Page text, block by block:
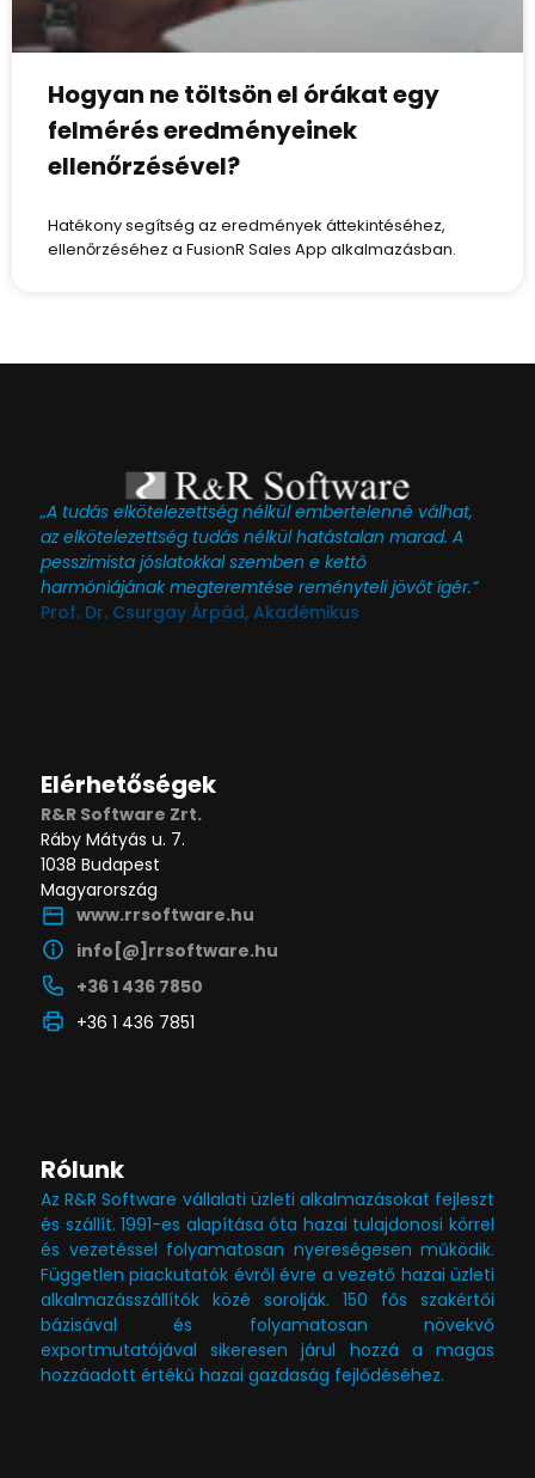
Hogyan ne töltsön el órákat egy
felmérés eredményeinek
ellenőrzésével?
Hatékony segítség az eredmények áttekintéséhez,
ellenőrzéséhez a FusionR Sales App alkalmazásban.
„A tudás elkötelezettség nélkül embertelenné válhat,
az elkötelezettség tudás nélkül hatástalan marad. A
pesszimista jóslatokkal szemben e kettő
harmóniájának megteremtése reményteli jövőt ígér.”
Prof. Dr. Csurgay Árpád, Akadémikus
Elérhetőségek
R&R Software Zrt.
Ráby Mátyás u. 7.
1038 Budapest
Magyarország
www.rrsoftware.hu
info[@]rrsoftware.hu
+36 1 436 7850
+36 1 436 7851
Rólunk
Az R&R Software vállalati üzleti alkalmazásokat fejleszt
és szállít. 1991-es alapítása óta hazai tulajdonosi körrel
és vezetéssel folyamatosan nyereségesen működik.
Független piackutatók évről évre a vezető hazai üzleti
alkalmazásszállítók közé sorolják. 150 fős szakértői
bázisával és folyamatosan növekvő
exportmutatójával sikeresen járul hozzá a magas
hozzáadott értékű hazai gazdaság fejlődéséhez.